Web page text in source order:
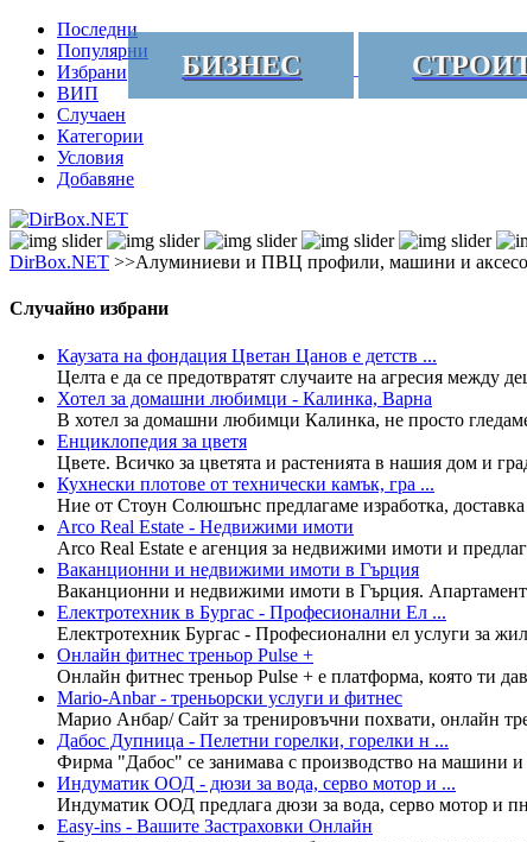
Последни
Популярни
Избрани
ВИП
Случаен
Категории
Условия
Добавяне
БИЗНЕС
DirBox.NET >>Алуминиеви и ПВЦ профили, машини и
Случайно избрани
Каузата на фондация Цветан Цанов е детств ...
Целта е да се предотвратят случаите на агресия между
Хотел за домашни любимци - Калинка, Варна
В хотел за домашни любимци Калинка, не просто
Енциклопедия за цветя
Цвете. Всичко за цветята и растенията в нашия дом и
Кухнески плотове от технически камък, гра ...
Ние от Стоун Солюшънс предлагаме изработка,
Arco Real Estate - Недвижими имоти
Arco Real Estate е агенция за недвижими имоти и
Ваканционни и недвижими имоти в Гърция
Ваканционни и недвижими имоти в Гърция.
Електротехник в Бургас - Професионални Ел ...
Електротехник Бургас - Професионални ел услуги за
Онлайн фитнес треньор Pulse +
Онлайн фитнес треньор Pulse + е платформа, която ти
Mario-Anbar - треньорски услуги и фитнес
Марио Анбар/ Сайт за тренировъчни похвати, онлайн
Дабос Дупница - Пелетни горелки, горелки н ...
Фирма "Дабос" се занимава с производство на машини
Индуматик ООД - дюзи за вода, серво мотор и ...
Индуматик ООД предлага дюзи за вода, серво мотор и
Easy-ins - Вашите Застраховки Онлайн